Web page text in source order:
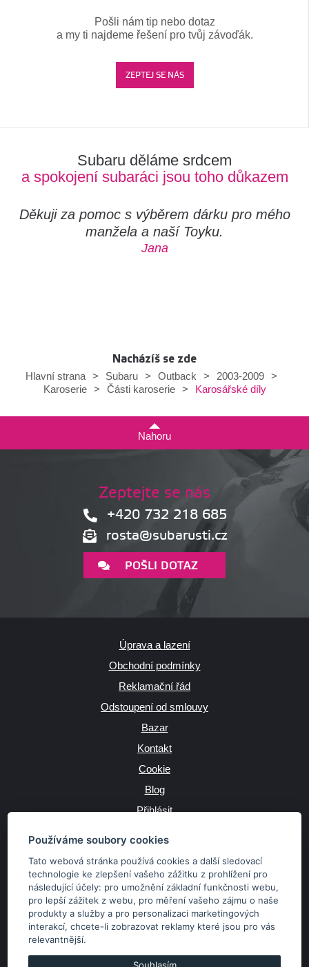
Používáme soubory cookies
Tato webová stránka používá cookies a další sledovací
technologie ke zlepšení vašeho zážitku z prohlížení pro
následující účely: pro umožnění základní funkčnosti webu,
pro lepší zážitek z webu, pro měření vašeho zájmu o naše
produkty a služby a pro personalizaci marketingových
interakcí,chcete-li zobrazovat reklamy které jsou pro vás
relevantnější.
Souhlasím
Pošli nám tip nebo dotaz
a my ti najdeme řešení pro tvůj závoďák.
ZEPTEJ SE NÁS
Subaru děláme srdcem
a spokojení subaráci jsou toho důkazem
Děkuji za pomoc s výběrem dárku pro mého
manžela a naší Toyku.
Jana
Nacházíš se zde
Hlavní strana
> Subaru > Outback > 2003-2009
>
Karoserie
> Části karoserie > Karosářské díly
Nahoru
Zeptejte se nás
+420 732 218 685
rosta@subarusti.cz
POŠLI DOTAZ
Úprava a lazení
Obchodní podmínky
Reklamační řád
Odstoupení od smlouvy
Bazar
Kontakt
Cookie
Blog
Přihlásit
JAZYK
Kč €